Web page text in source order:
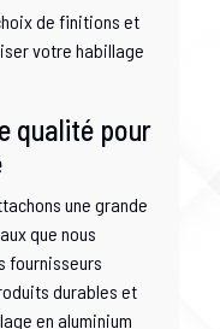
de finitions et
votre habillage
qualité pour
une grande
que nous
fournisseurs
durables et
en aluminium